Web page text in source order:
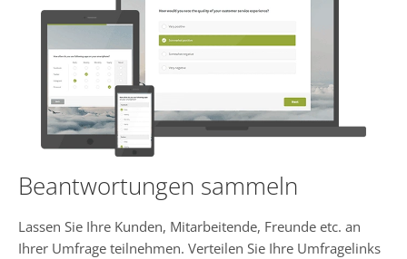
Beantwortungen sammeln
Lassen Sie Ihre Kunden, Mitarbeitende, Freunde etc. an
Ihrer Umfrage teilnehmen. Verteilen Sie Ihre Umfragelinks